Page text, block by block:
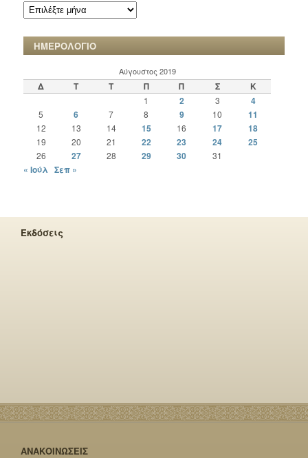
ΑΡΧΕΙΟ
ΧΡΟΝΙΚΩΝ
ΗΜΕΡΟΛΟΓΙΟ
Αύγουστος 2019
Δ Τ Τ Π Π Σ Κ
1 2 3 4
5 6 7 8 9 10 11
12 13 14 15 16 17 18
19 20 21 22 23 24 25
26 27 28 29 30 31
« Ιούλ Σεπ »
Εκδόσεις
ΑΝΑΚΟΙΝΩΣΕΙΣ